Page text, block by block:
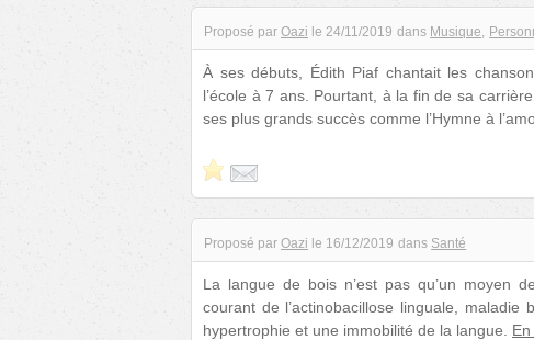
Proposé par Oazi le 24/11/2019 dans Musique
À ses débuts, Édith Piaf chantait les
l’école à 7 ans. Pourtant, à la fin de sa
ses plus grands succès comme l’Hymne à
Proposé par Oazi le 16/12/2019 dans Santé
La langue de bois n’est pas qu’un moyen
courant de l’actinobacillose linguale,
hypertrophie et une immobilité de la langue.